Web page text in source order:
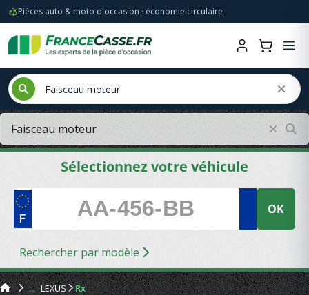
Pièces auto & moto d'occasion · économie circulaire
Sélectionnez votre véhicule
OK
Rechercher par modèle
LEXUS Rx